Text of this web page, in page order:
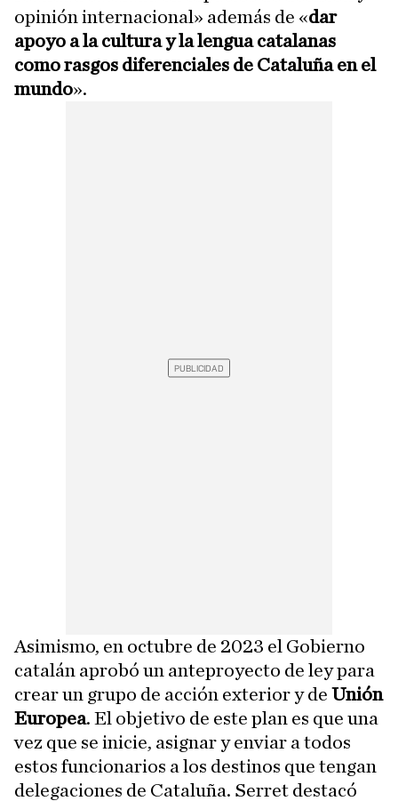
opinión internacional» además de «dar
apoyo a la cultura y la lengua catalanas
como rasgos diferenciales de Cataluña en el
mundo».
Asimismo, en octubre de 2023 el Gobierno
catalán aprobó un anteproyecto de ley para
crear un grupo de acción exterior y de Unión
Europea. El objetivo de este plan es que una
vez que se inicie, asignar y enviar a todos
estos funcionarios a los destinos que tengan
delegaciones de Cataluña. Serret destacó